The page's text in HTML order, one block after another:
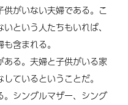
がいない夫婦である。こ
という人たちもいれば、
含まれる。
る。夫婦と子供がいる家
ているということだ。
シングルマザー、シング